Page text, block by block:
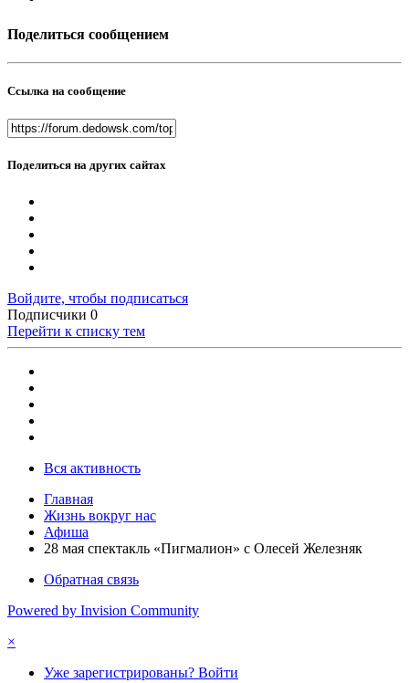
Поделиться сообщением
Ссылка на сообщение
Поделиться на других сайтах
Войдите, чтобы подписаться
Подписчики 0
Перейти к списку тем
Вся активность
Главная
Жизнь вокруг нас
Афиша
28 мая спектакль «Пигмалион» с Олесей Железняк
Обратная связь
Powered by Invision Community
×
Уже зарегистрированы? Войти